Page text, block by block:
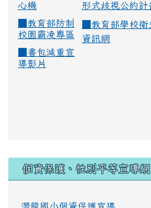
心機
形式歧視公約計
教育部防制
校園霸凌專區
教育部學校衛
資訊網
書包減重宣
導影片
個資保護、性別平等宣導網